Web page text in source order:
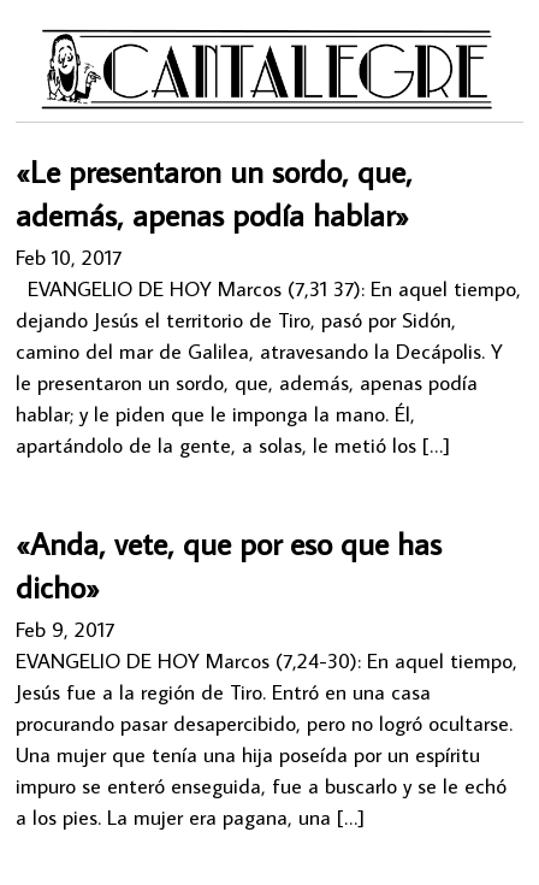
«Le presentaron un sordo, que,
además, apenas podía hablar»
Feb 10, 2017
EVANGELIO DE HOY Marcos (7,31 37): En aquel tiempo,
dejando Jesús el territorio de Tiro, pasó por Sidón,
camino del mar de Galilea, atravesando la Decápolis. Y
le presentaron un sordo, que, además, apenas podía
hablar; y le piden que le imponga la mano. Él,
apartándolo de la gente, a solas, le metió los […]
«Anda, vete, que por eso que has
dicho»
Feb 9, 2017
EVANGELIO DE HOY Marcos (7,24-30): En aquel tiempo,
Jesús fue a la región de Tiro. Entró en una casa
procurando pasar desapercibido, pero no logró ocultarse.
Una mujer que tenía una hija poseída por un espíritu
impuro se enteró enseguida, fue a buscarlo y se le echó
a los pies. La mujer era pagana, una […]